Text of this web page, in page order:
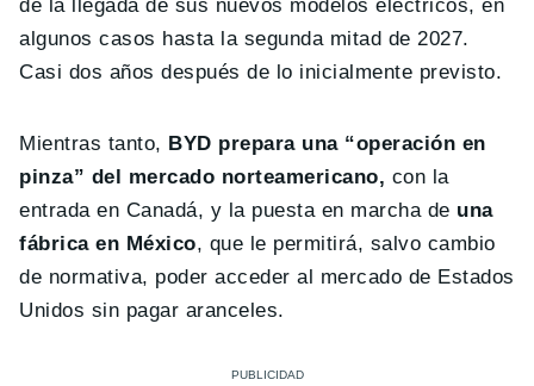
de la llegada de sus nuevos modelos eléctricos, en
algunos casos hasta la segunda mitad de 2027.
Casi dos años después de lo inicialmente previsto.
Mientras tanto, BYD prepara una “operación en
pinza” del mercado norteamericano, con la
entrada en Canadá, y la puesta en marcha de una
fábrica en México, que le permitirá, salvo cambio
de normativa, poder acceder al mercado de Estados
Unidos sin pagar aranceles.